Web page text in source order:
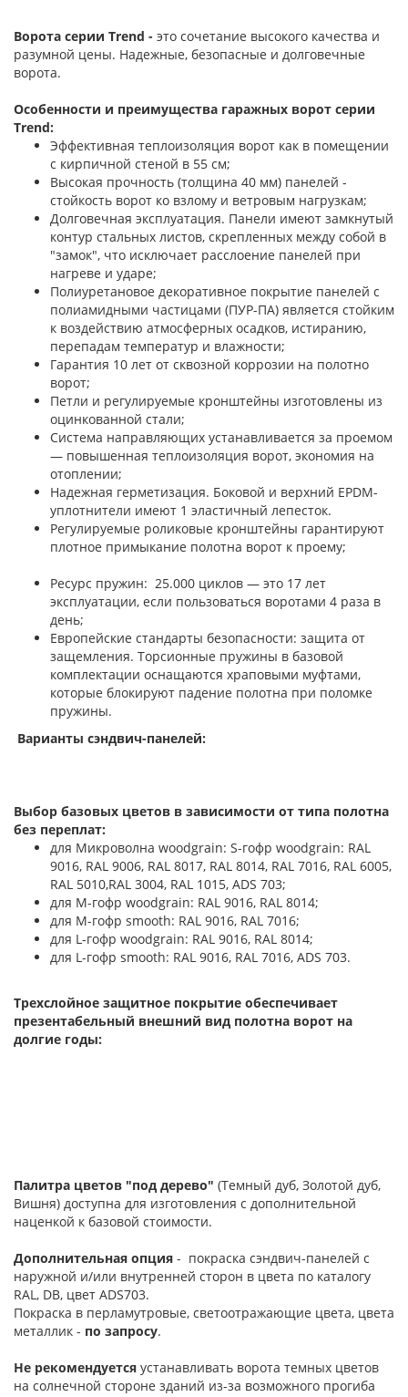
Ворота серии Trend - это сочетание высокого качества и
разумной цены. Надежные, безопасные и долговечные
ворота.
Особенности и преимущества гаражных ворот серии
Trend:
Эффективная теплоизоляция ворот как в помещении
с кирпичной стеной в 55 см;
Высокая прочность (толщина 40 мм) панелей -
стойкость ворот ко взлому и ветровым нагрузкам;
Долговечная эксплуатация. Панели имеют замкнутый
контур стальных листов, скрепленных между собой в
"замок", что исключает расслоение панелей при
нагреве и ударе;
Полиуретановое декоративное покрытие панелей с
полиамидными частицами (ПУР-ПА) является стойким
к воздействию атмосферных осадков, истиранию,
перепадам температур и влажности;
Гарантия 10 лет от сквозной коррозии на полотно
ворот;
Петли и регулируемые кронштейны изготовлены из
оцинкованной стали;
Система направляющих устанавливается за проемом
— повышенная теплоизоляция ворот, экономия на
отоплении;
Надежная герметизация. Боковой и верхний EPDM-
уплотнители имеют 1 эластичный лепесток.
Регулируемые роликовые кронштейны гарантируют
плотное примыкание полотна ворот к проему;
Ресурс пружин: 25.000 циклов — это 17 лет
эксплуатации, если пользоваться воротами 4 раза в
день;
Европейские стандарты безопасности: защита от
защемления. Торсионные пружины в базовой
комплектации оснащаются храповыми муфтами,
которые блокируют падение полотна при поломке
пружины.
Варианты сэндвич-панелей:
Выбор базовых цветов в зависимости от типа полотна
без переплат:
для Микроволна woodgrain: S-гофр woodgrain: RAL
9016, RAL 9006, RAL 8017, RAL 8014, RAL 7016, RAL 6005,
RAL 5010,RAL 3004, RAL 1015, ADS 703;
для М-гофр woodgrain: RAL 9016, RAL 8014;
для М-гофр smooth: RAL 9016, RAL 7016;
для L-гофр woodgrain: RAL 9016, RAL 8014;
для L-гофр smooth: RAL 9016, RAL 7016, ADS 703.
Трехслойное защитное покрытие обеспечивает
презентабельный внешний вид полотна ворот на
долгие годы:
Палитра цветов "под дерево" (Темный дуб, Золотой дуб,
Вишня) доступна для изготовления с дополнительной
наценкой к базовой стоимости.
Дополнительная опция - покраска сэндвич-панелей с
наружной и/или внутренней сторон в цвета по каталогу
RAL, DB, цвет ADS703.
Покраска в перламутровые, светоотражающие цвета, цвета
металлик - по запросу.
Не рекомендуется устанавливать ворота темных цветов
на солнечной стороне зданий из-за возможного прогиба